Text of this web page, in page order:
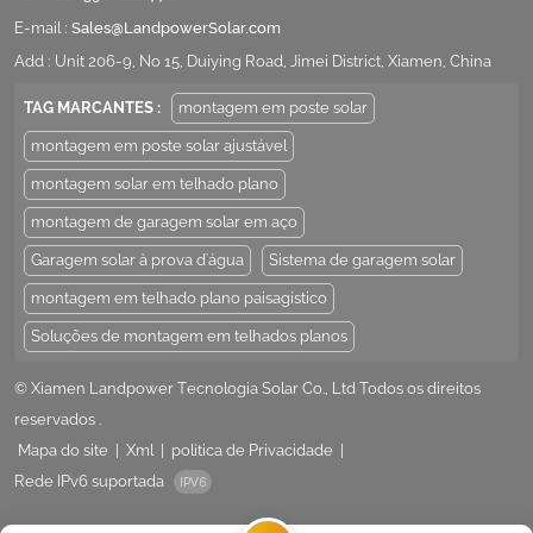
E-mail : Sales@LandpowerSolar.com
Add : Unit 206-9, No 15, Duiying Road, Jimei District, Xiamen, China
TAG MARCANTES : montagem em poste solar
montagem em poste solar ajustável
montagem solar em telhado plano
montagem de garagem solar em aço
Garagem solar à prova d'água Sistema de garagem solar
montagem em telhado plano paisagístico
Soluções de montagem em telhados planos
© Xiamen Landpower Tecnologia Solar Co., Ltd Todos os direitos
reservados .
Mapa do site
Xml política de Privacidade
Rede IPv6 suportada